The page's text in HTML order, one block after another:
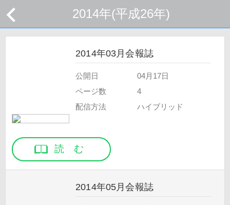
2014年(平成26年)
2014年03月会報誌
公開日
04月17日
ページ数
4
配信方法
ハイブリッド
読 む
2014年05月会報誌